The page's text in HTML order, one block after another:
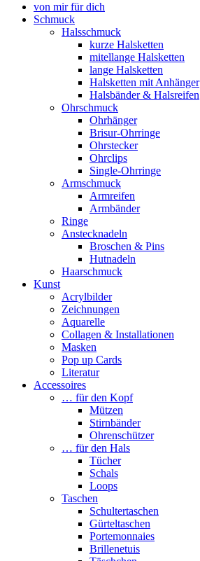
von mir für dich
Schmuck
Halsschmuck
kurze Halsketten
mitellange Halsketten
lange Halsketten
Halsketten mit Anhänger
Halsbänder & Halsreifen
Ohrschmuck
Ohrhänger
Brisur-Ohrringe
Ohrstecker
Ohrclips
Single-Ohrringe
Armschmuck
Armreifen
Armbänder
Ringe
Anstecknadeln
Broschen & Pins
Hutnadeln
Haarschmuck
Kunst
Acrylbilder
Zeichnungen
Aquarelle
Collagen & Installationen
Masken
Pop up Cards
Literatur
Accessoires
… für den Kopf
Mützen
Stirnbänder
Ohrenschützer
… für den Hals
Tücher
Schals
Loops
Taschen
Schultertaschen
Gürteltaschen
Portemonnaies
Brillenetuis